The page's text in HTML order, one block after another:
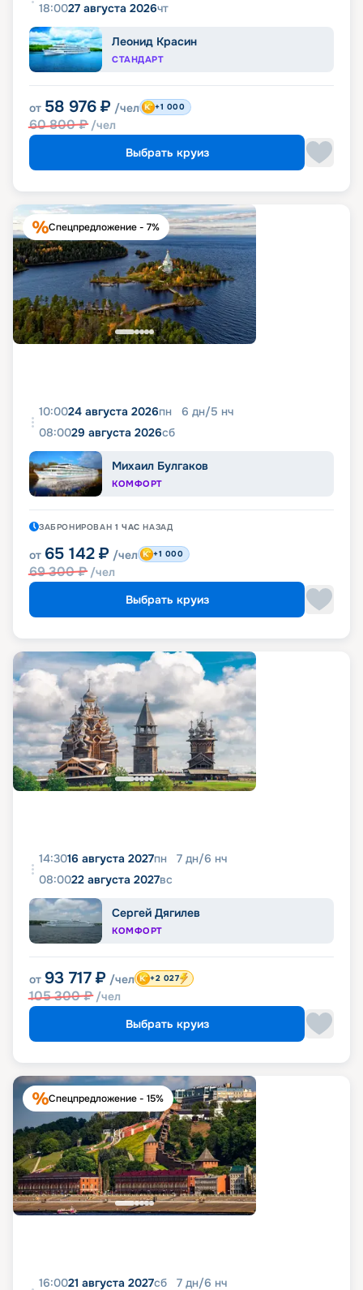
18:0027 августа 2026чт
Леонид Красин
СТАНДАРТ
от 58 976 ₽ /чел
60 800₽ /чел
+1 000
Выбрать круиз
Спецпредложение - 7%
10:0024 августа 2026пн 6 дн/5 нч
08:0029 августа 2026сб
Михаил Булгаков
КОМФОРТ
ЗАБРОНИРОВАН 1 ЧАС НАЗАД
от 65 142 ₽ /чел
69 300₽ /чел
+1 000
Выбрать круиз
14:3016 августа 2027пн 7 дн/6 нч
08:0022 августа 2027вс
Сергей Дягилев
КОМФОРТ
от 93 717 ₽ /чел
105 300₽ /чел
+2 027
Выбрать круиз
Спецпредложение - 15%
16:0021 августа 2027сб 7 дн/6 нч